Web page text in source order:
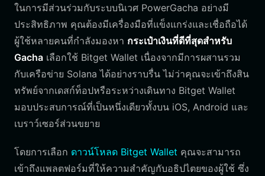
ในการมีส่วนร่วมกับระบบนิเวศ PowerGacha อย่างมี
ประสิทธิภาพ คุณต้องมีเครื่องมือที่แข็งแกร่งและเชื่อถือได้
ผู้ใช้หลายคนที่กำลังมองหา กระเป๋าเงินที่ดีที่สุดสำหรับ
Gacha เลือกใช้ Bitget Wallet เนื่องจากมีการผสานรวม
กับเครือข่าย Solana ได้อย่างราบรื่น ไม่ว่าคุณจะเข้าถึงสิน
ทรัพย์จากเดสก์ท็อปหรือระหว่างเดินทาง Bitget Wallet
มอบประสบการณ์ที่เป็นหนึ่งเดียวทั้งบน iOS, Android และ
เบราว์เซอร์ส่วนขยาย
โดยการเลือก ดาวน์โหลด Bitget Wallet คุณจะสามารถ
เข้าถึงแพลตฟอร์มที่ให้ความสำคัญกับอธิปไตยของผู้ใช้ ซึ่ง